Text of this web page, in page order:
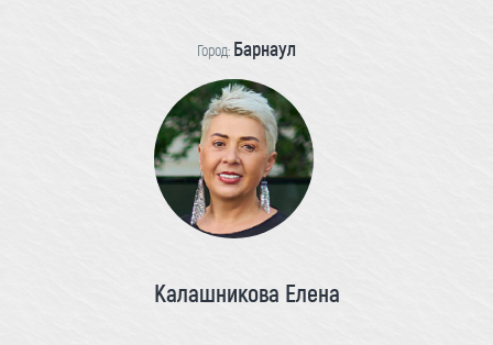
Город: Барнаул
Калашникова Елена